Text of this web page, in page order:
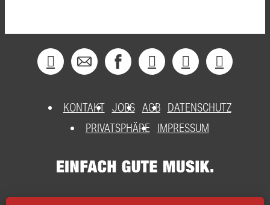
KONTAKT JOBS AGB DATENSCHUTZ
PRIVATSPHÄRE
IMPRESSUM